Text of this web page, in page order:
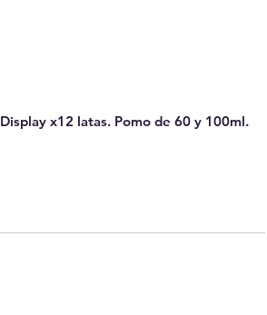
Display x12 latas. Pomo de 60 y 100ml.